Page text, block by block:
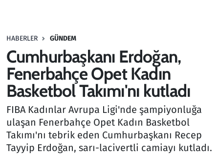
HABERLER GÜNDEM
Cumhurbaşkanı Erdoğan,
Fenerbahçe Opet Kadın
Basketbol Takımı'nı kutladı
FIBA Kadınlar Avrupa Ligi'nde şampiyonluğa
ulaşan Fenerbahçe Opet Kadın Basketbol
Takımı'nı tebrik eden Cumhurbaşkanı Recep
Tayyip Erdoğan, sarı-lacivertli camiayı kutladı.
Haber
Kültür Sanat
Kurumsal Haberler
Lezzet Durağı
Memur ve Kamu